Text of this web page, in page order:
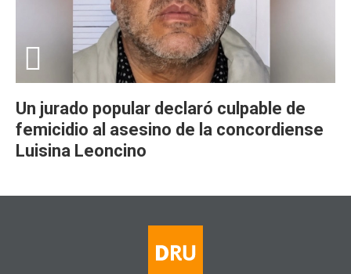
Un jurado popular declaró culpable de
femicidio al asesino de la concordiense
Luisina Leoncino